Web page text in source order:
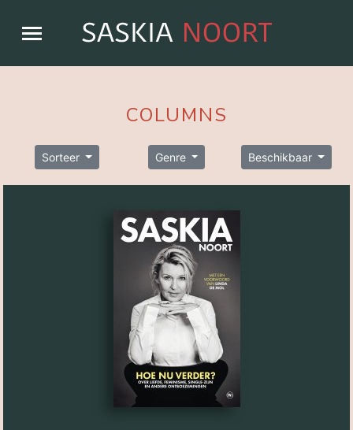
COLUMNS
Sorteer Genre Beschikbaar